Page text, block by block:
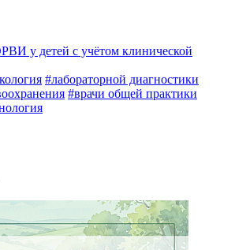
у детей с учётом клинической
#лабораторной диагностики
#врачи общей практики